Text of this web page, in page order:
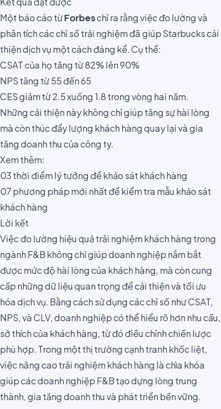
Một báo cáo từForbeschỉ ra rằng việc đo lường và
phân tích các chỉ số trải nghiệm đã giúp Starbucks cải
thiện dịch vụ một cách đáng kể. Cụ thể:
CSAT của họ tăng từ 82% lên 90%
NPS tăng từ 55 đến 65
CES giảm từ 2.5 xuống 1.8 trong vòng hai năm.
Những cải thiện này không chỉ giúp tăng sự hài lòng
mà còn thúc đẩy lượng khách hàng quay lại và gia
tăng doanh thu của công ty.
Xem thêm:
03 thời điểm lý tưởng để khảo sát khách hàng
07 phương pháp mới nhất để kiểm tra mẫu khảo sát
khách hàng
Lời kết
Việc đo lường hiệu quả trải nghiệm khách hàng trong
ngành F&B không chỉ giúp doanh nghiệp nắm bắt
được mức độ hài lòng của khách hàng, mà còn cung
cấp những dữ liệu quan trọng để cải thiện và tối ưu
hóa dịch vụ. Bằng cách sử dụng các chỉ số như CSAT,
NPS, và CLV, doanh nghiệp có thể hiểu rõ hơn nhu cầu,
sở thích của khách hàng, từ đó điều chỉnh chiến lược
phù hợp. Trong một thị trường cạnh tranh khốc liệt,
việc nâng cao trải nghiệm khách hàng là chìa khóa
giúp các doanh nghiệp F&B tạo dựng lòng trung
thành, gia tăng doanh thu và phát triển bền vững.